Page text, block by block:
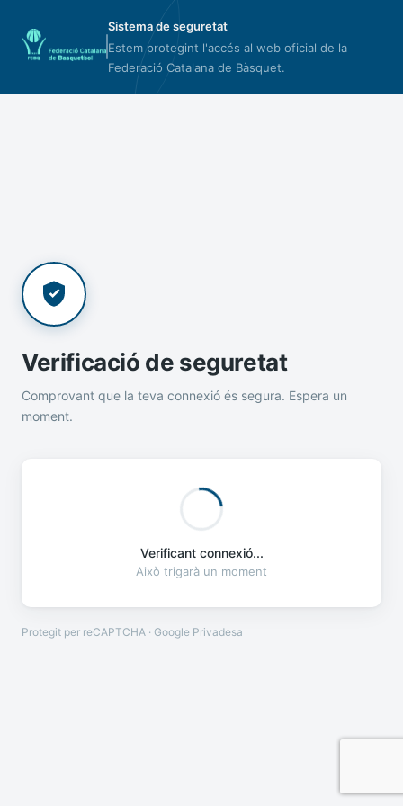
Sistema de seguretat
Estem protegint l'accés al web oficial de la
Federació Catalana de Bàsquet.
Verificació de seguretat
Comprovant que la teva connexió és segura. Espera un
moment.
Verificant connexió...
Això trigarà un moment
Protegit per reCAPTCHA · Google Privadesa